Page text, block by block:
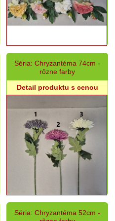
Séria: Chryzantéma 74cm -
rôzne farby
Detail produktu s cenou
Séria: Chryzantéma 52cm -